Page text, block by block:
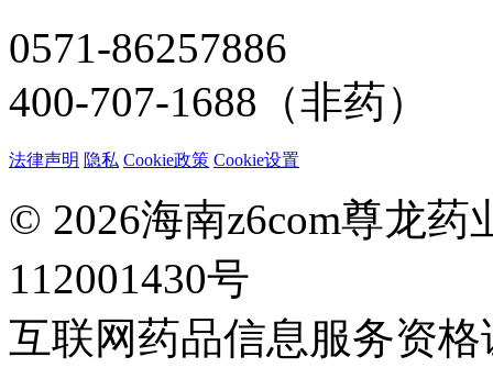
0571-86257886
400-707-1688（非药）
法律声明 隐私 Cookie政策 Cookie设置
© 2026海南z6com尊龙
112001430号
互联网药品信息服务资